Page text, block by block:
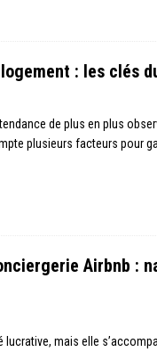
: les clés
de plus en plus
plusieurs facteurs pour
Airbnb :
mais elle